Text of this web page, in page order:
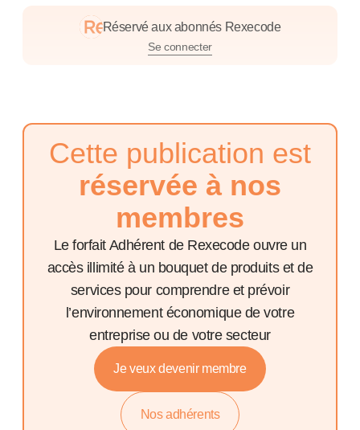
Réservé aux abonnés Rexecode
Se connecter
Cette publication est
réservée à nos
membres
Le forfait Adhérent de Rexecode ouvre un
accès illimité à un bouquet de produits et de
services pour comprendre et prévoir
l’environnement économique de votre
entreprise ou de votre secteur
Je veux devenir membre
Nos adhérents